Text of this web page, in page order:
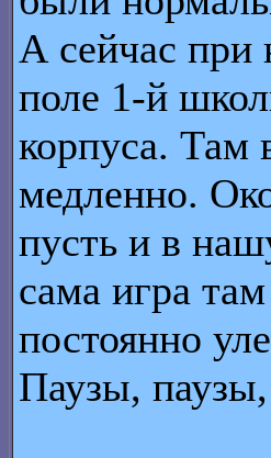
А сейчас при
поле 1-й
корпуса. Там
медленно.
пусть и в
сама игра
постоянно
Паузы,